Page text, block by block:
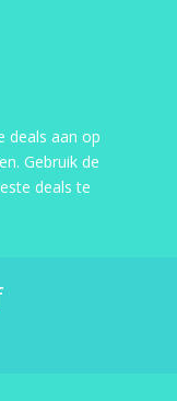
deals aan op
Gebruik de
deals te